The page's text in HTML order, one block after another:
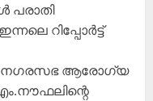
പരാതി
റിപ്പോർട്ട്
നഗരസഭ ആരോഗ്യ